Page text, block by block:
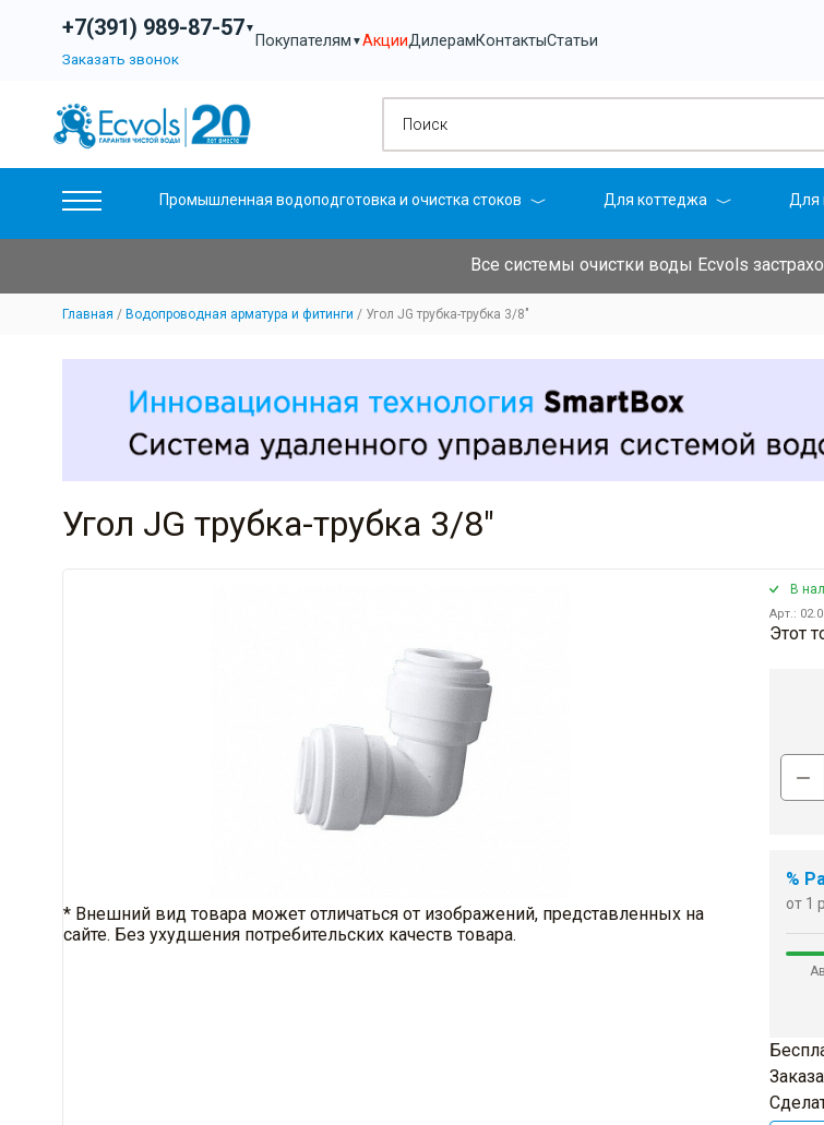
+7(391) 989-87-57▼
Заказать звонок
Покупателям ▼АкцииДилерамКонтактыСтатьи
Промышленная водоподготовка и очистка стоков Для коттеджа Для
Все системы очистки воды Ecvols
Главная Водопроводная арматура и фитинги Угол JG трубка-трубка 3/8"
Угол JG трубка-трубка 3/8"
* Внешний вид товара может отличаться от изображений, представленных на
сайте. Без ухудшения потребительских качеств товара.
В
Арт.:
Этот
%
от 1